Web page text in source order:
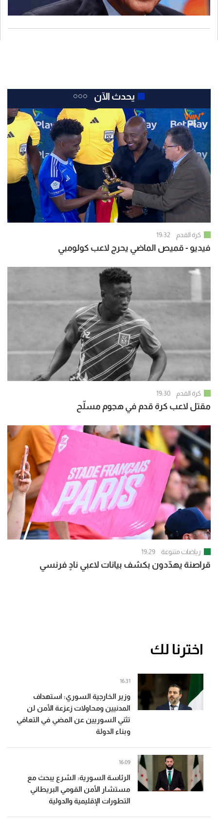
يحدث الآن
كرة القدم 19:32
فيديو - قميص الماضي يحرج لاعب كولومبي
كرة القدم 19:30
مقتل لاعب كرة قدم في هجوم مسلّح
رياضات متنوعة 19:29
قراصنة يهدّدون بكشف بيانات لاعبي نادٍ فرنسي
اخترنا لك
وزير الخارجية السوري: استهداف
المدنيين ومحاولات زعزعة الأمن لن
تثني السوريين عن المضي في التعافي
وبناء الدولة
16:31
الرئاسة السورية: الشرع يبحث مع
مستشار الأمن القومي البريطاني
التطورات الإقليمية والدولية
16:09